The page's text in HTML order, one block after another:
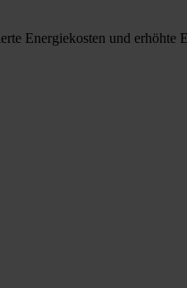
Energiekosten und